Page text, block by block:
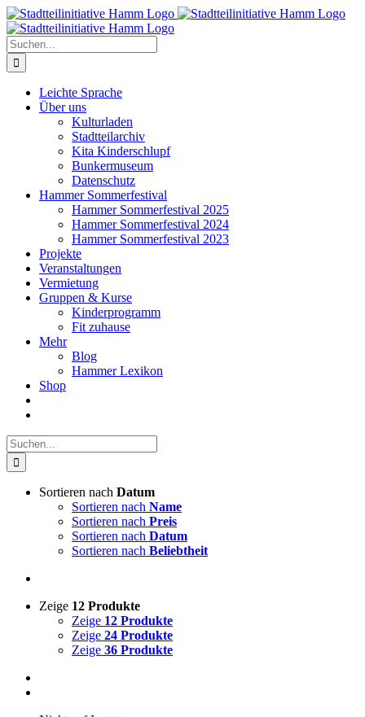
Zum
Inhalt
springen
Suche
nach:
Leichte Sprache
Über uns
Kulturladen
Stadtteilarchiv
Kita Kinderschlupf
Bunkermuseum
Datenschutz
Hammer Sommerfestival
Hammer Sommerfestival 2025
Hammer Sommerfestival 2024
Hammer Sommerfestival 2023
Projekte
Veranstaltungen
Vermietung
Gruppen & Kurse
Kinderprogramm
Fit zuhause
Mehr
Blog
Hammer Lexikon
Shop
Suche
nach:
Sortieren nach Datum
Sortieren nach Name
Sortieren nach Preis
Sortieren nach Datum
Sortieren nach Beliebtheit
Zeige 12 Produkte
Zeige 12 Produkte
Zeige 24 Produkte
Zeige 36 Produkte